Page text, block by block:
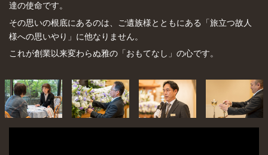
達の使命です。
その思いの根底にあるのは、ご遺族様とともにある「旅立つ故人
様への思いやり」に他なりません。
これが創業以来変わらぬ雅の「おもてなし」の心です。